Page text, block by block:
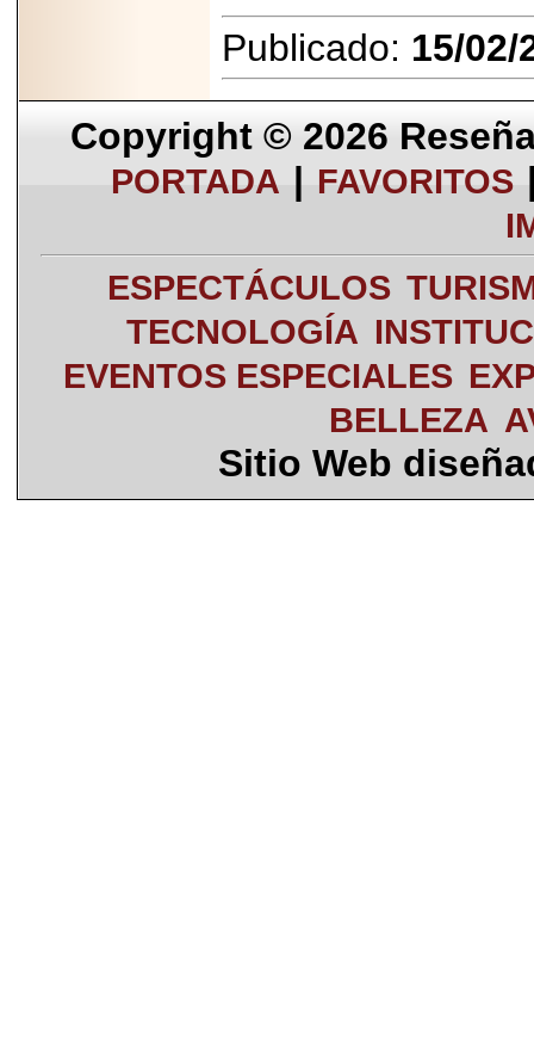
Publicado: 15/02/
Copyright © 2026
PORTADA | FAVORITOS
ESPECTÁCULOS
TECNOLOGÍA
EVENTOS ESPECIALES
BELLEZA
Sitio Web